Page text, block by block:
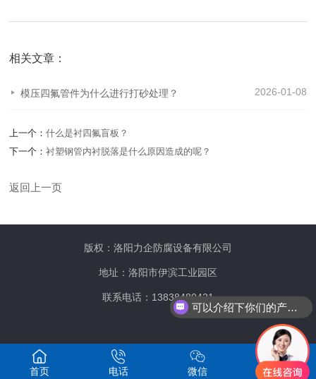
相关文章：
2026-01-08
模压四氟管件为什么进行打砂处理？
上一个：什么是衬四氟盲板？
下一个：衬塑钢管内衬脱落是什么原因造成的呢？
返回上一页
版权：洛阳力企防腐设备有限公司
地址：洛阳市伊滨工业园区
联系电话：13838480421
首页 电话 微信 位置
可以介绍下你们的产品么？